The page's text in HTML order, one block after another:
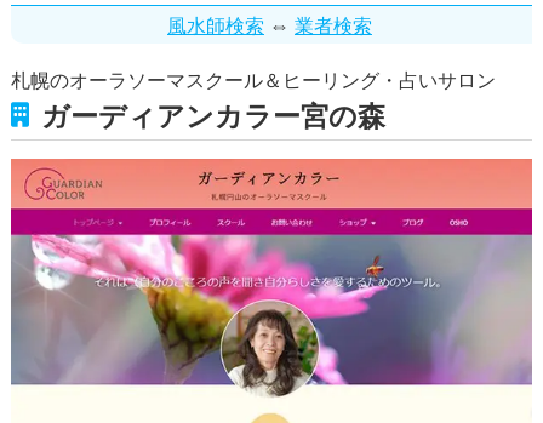
風水師検索 ⇔ 業者検索
札幌のオーラソーマスクール＆ヒーリング・占いサロン
ガーディアンカラー宮の森